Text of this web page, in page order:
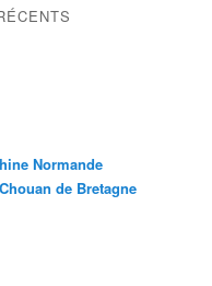
Normande
de Bretagne